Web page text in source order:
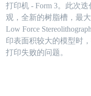
打印机 - Form 3。此次
观，全新的树脂槽，最
Low Force
印表面积较大的模型时
打印失败的问题。